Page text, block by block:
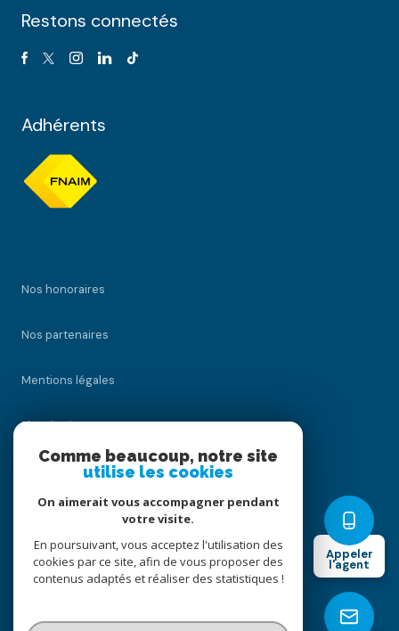
Appeler
l'agent
Restons connectés
Adhérents
Nos honoraires
Nos partenaires
Mentions légales
Plan du site
Cookies
© 2026 | Tous droits réservés
Comme beaucoup, notre site
utilise les cookies
On aimerait vous accompagner pendant
votre visite.
En poursuivant, vous acceptez l'utilisation des
cookies par ce site, afin de vous proposer des
contenus adaptés et réaliser des statistiques !